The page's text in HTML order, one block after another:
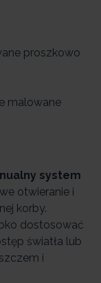
proszkowo
malowane
system
otwieranie i
korby.
dostosować
światła lub
i